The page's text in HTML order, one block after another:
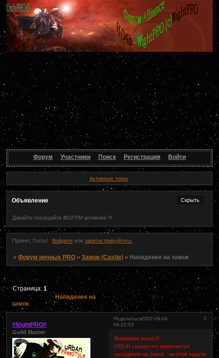
Форум Участники Поиск Регистрация Войти
Активные темы
Объявление
Давайте посещяйте ФОРУМ активнее !!!
Привет, Гость! Войдитеили зарегистрируйтесь.
» Форум ночных PRO » Замок (Castle) » Нападенее на замок
Нападенее на
замок
Страница: 1
Поделиться 1
2007-09-04
04:22:53
#NightPRO#
Guild Master
Внимание всем !!!
ODUH сказал что намечается
нападенее на замок , на етой недели